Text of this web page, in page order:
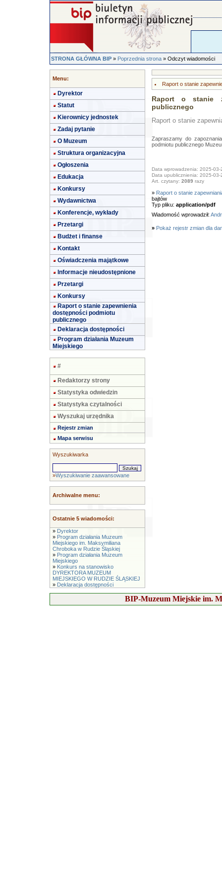
STRONA GŁÓWNA BIP»Poprzednia strona» Odczyt wiadomości
Menu:
Dyrektor
Statut
Kierownicy jednostek
Zadaj pytanie
O Muzeum
Struktura organizacyjna
Ogłoszenia
Edukacja
Konkursy
Wydawnictwa
Konferencje, wykłady
Przetargi
Budżet i finanse
Kontakt
Oświadczenia majątkowe
Informacje nieudostępnione
Przetargi
Konkursy
Raport o stanie zapewnienia
dostępności podmiotu
publicznego
Deklaracja dostępności
Program działania Muzeum
Miejskiego
#
Redaktorzy strony
Statystyka odwiedzin
Statystyka czytalności
Wyszukaj urzędnika
Rejestr zmian
Mapa serwisu
Wyszukiwarka
»Wyszukiwanie zaawansowane
Archiwalne menu:
Ostatnie 5 wiadomości:
» Dyrektor
» Program działania Muzeum
Miejskiego im. Maksymiliana
Chroboka w Rudzie Śląskiej
» Program działania Muzeum
Miejskiego
» Konkurs na stanowisko
DYREKTORA MUZEUM
MIEJSKIEGO W RUDZIE ŚLĄSKIEJ
» Deklaracja dostępności
Raport o stanie
Raport o stanie
publicznego
Raport o stanie
Zapraszamy do
podmiotu publicznego
Data wprowadzenia: 2025-03-
Data upublicznienia: 2025-03-
Art. czytany: 2089 razy
» Raport o stanie
bajtów
Typ pliku: application/pdf
Wiadomość wprowadził:
» Pokaż rejestr zmian dla
BIP-Muzeum Miejskie im.